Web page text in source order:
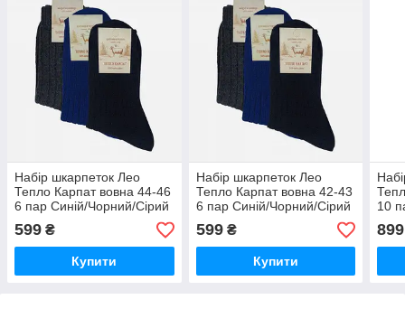
Набір шкарпеток Лео
Тепло Карпат вовна 44-46
6 пар Синій/Чорний/Сірий
599 ₴
Купити
Набір шкарпеток Лео
Тепло Карпат вовна 42-43
6 пар Синій/Чорний/Сірий
599₴
Купити
10
899